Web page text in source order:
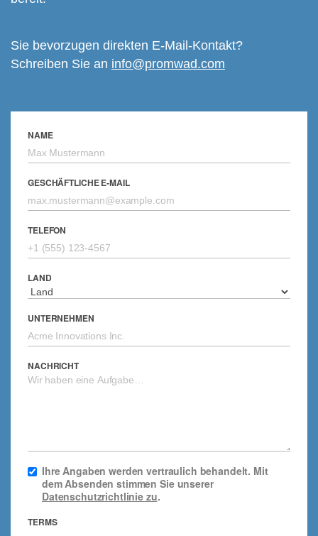
Sie bevorzugen direkten E-Mail-Kontakt?
Schreiben Sie an info@promwad.com
NAME
GESCHÄFTLICHE E-MAIL
TELEFON
LAND
UNTERNEHMEN
NACHRICHT
Ihre Angaben werden vertraulich behandelt. Mit
dem Absenden stimmen Sie unserer
Datenschutzrichtlinie zu.
TERMS